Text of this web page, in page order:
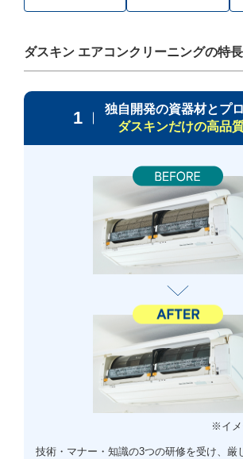
ダスキン エアコンクリーニングの特長
1
独自開発の資器材とプ
ダスキンだけの高品
技術・マナー・知識の3つの研修を受け、厳